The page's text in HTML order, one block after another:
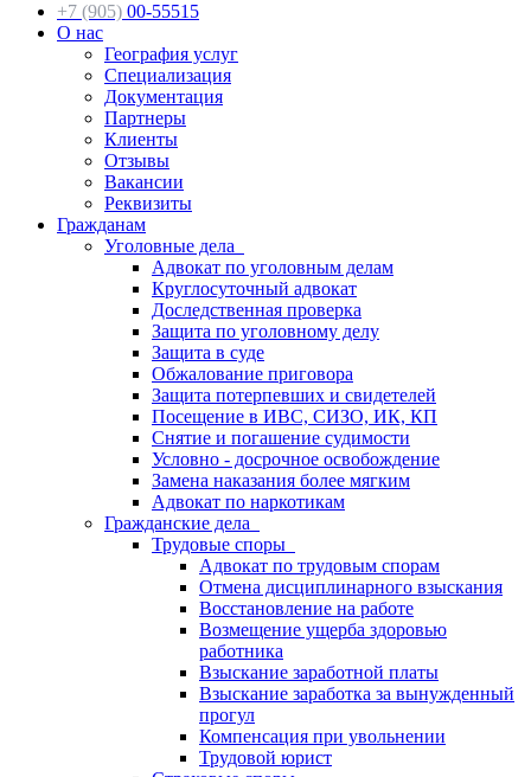
+7 (905) 00-55515
О нас
География услуг
Специализация
Документация
Партнеры
Клиенты
Отзывы
Вакансии
Реквизиты
Гражданам
Уголовные дела
Адвокат по уголовным делам
Круглосуточный адвокат
Доследственная проверка
Защита по уголовному делу
Защита в суде
Обжалование приговора
Защита потерпевших и свидетелей
Посещение в ИВС, СИЗО, ИК, КП
Снятие и погашение судимости
Условно - досрочное освобождение
Замена наказания более мягким
Адвокат по наркотикам
Гражданские дела
Трудовые споры
Адвокат по трудовым спорам
Отмена дисциплинарного взыскания
Восстановление на работе
Возмещение ущерба здоровью
работника
Взыскание заработной платы
Взыскание заработка за вынужденный
прогул
Компенсация при увольнении
Трудовой юрист